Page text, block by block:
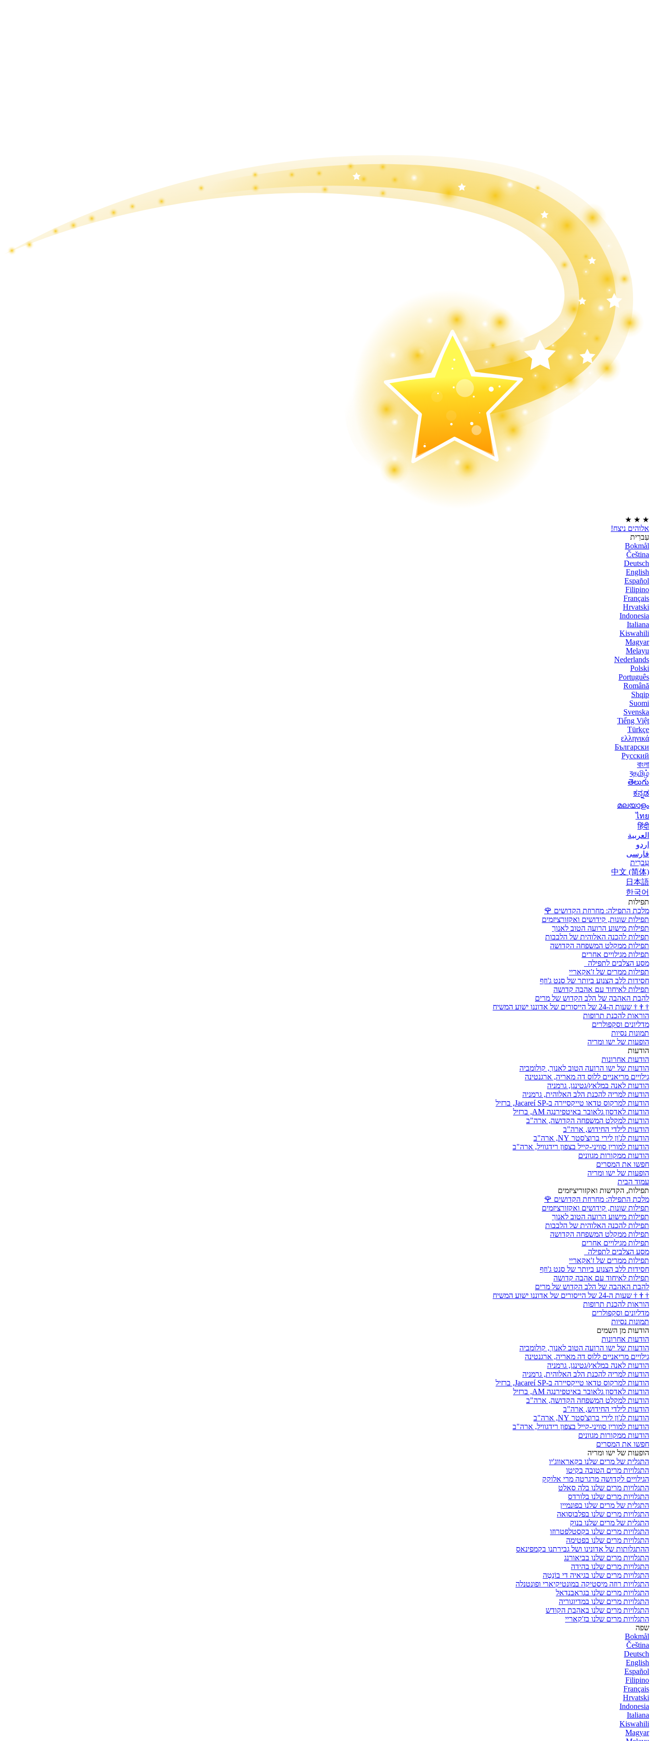
★
★
★
אלוהים ניצח!
עִברִית
Bokmål
Čeština
Deutsch
English
Español
Filipino
Français
Hrvatski
Indonesia
Italiana
Kiswahili
Magyar
Melayu
Nederlands
Polski
Português
Română
Shqip
Suomi
Svenska
Tiếng Việt
Türkçe
ελληνικά
Български
Русский
বাংলা
বதமிழ்
తెలుగు
ಕನ್ನಡ
മലയാളം
ไทย
हिंदी
العربية
اردو
فارسی
עִברִית
中文 (简体)
日本語
한국어
תפילות
מלכת התפילה: מחרוזת הקדושים 🌹
תפילות שונות, קידושים ואקזורציזמים
תפילות מישוע הרועה הטוב לאנוך
תפילות להכנה האלוהית של הלבבות
תפילות ממקלט המשפחה הקדושה
תפילות מגילויים אחרים
מסע הצלבים לתפילה
תפילות ממרים של ז'אקאריי
חסידות ללב הצנוע ביותר של סנט ג'וזף
תפילות לאיחוד עם אהבה קדושה
להבת האהבה של הלב הקדוש של מרים
†
†
† שעות ה-24 של הייסורים של אדוננו ישוע המשיח
הוראות להכנת תרופות
מדליונים וסקפולרים
תמונות נסיות
הופעות של ישו ומריה
הודעות
הודעות אחרונות
הודעות של ישו הרועה הטוב לאנוך, קולומביה
גילויים מריאניים ללוס דה מאריה, ארגנטינה
הודעות לאנה במלאץ/גטינגן, גרמניה
הודעות למריה להכנת הלב האלוהית, גרמניה
הודעות למרקוס טדאו טייקסיירה ב-Jacareí SP, ברזיל
הודעות לאדסון גלאובר באיטפירנגה AM, ברזיל
הודעות למקלט המשפחה הקדושה, ארה"ב
הודעות לילדי החידוש, ארה"ב
הודעות לג'ון לירי ברוצ'סטר NY, ארה"ב
הודעות למורין סוויני-קייל בצפון רידגוויל, ארה"ב
הודעות ממקורות מגוונים
חפשו את המסרים
הופעות של ישו ומריה
עמוד הבית
תפילות, הקדשות ואקזוריציזמים
מלכת התפילה: מחרוזת הקדושים 🌹
תפילות שונות, קידושים ואקזורציזמים
תפילות מישוע הרועה הטוב לאנוך
תפילות להכנה האלוהית של הלבבות
תפילות ממקלט המשפחה הקדושה
תפילות מגילויים אחרים
מסע הצלבים לתפילה
תפילות ממרים של ז'אקאריי
חסידות ללב הצנוע ביותר של סנט ג'וזף
תפילות לאיחוד עם אהבה קדושה
להבת האהבה של הלב הקדוש של מרים
†
†
† שעות ה-24 של הייסורים של אדוננו ישוע המשיח
הוראות להכנת תרופות
מדליונים וסקפולרים
תמונות נסיות
הודעות מן השמים
הודעות אחרונות
הודעות של ישו הרועה הטוב לאנוך, קולומביה
גילויים מריאניים ללוס דה מאריה, ארגנטינה
הודעות לאנה במלאץ/גטינגן, גרמניה
הודעות למריה להכנת הלב האלוהית, גרמניה
הודעות למרקוס טדאו טייקסיירה ב-Jacareí SP, ברזיל
הודעות לאדסון גלאובר באיטפירנגה AM, ברזיל
הודעות למקלט המשפחה הקדושה, ארה"ב
הודעות לילדי החידוש, ארה"ב
הודעות לג'ון לירי ברוצ'סטר NY, ארה"ב
הודעות למורין סוויני-קייל בצפון רידגוויל, ארה"ב
הודעות ממקורות מגוונים
חפשו את המסרים
הופעות של ישו ומריה
התגלית של מרים שלנו בקאראווג'יו
התגלויות מרים הטובה בקיטו
הגילויים לקדושה מרגרטה מרי אלוקק
התגלויות מרים שלנו בלה סאלט
התגלויות מרים שלנו בלורדס
התגלית של מרים שלנו בפונמיין
התגלויות מרים שלנו בפלבוסואה
התגלית של מרים שלנו בנוק
התגלויות מרים שלנו בקסטלפטרוזו
התגלויות מרים שלנו בפטימה
ההתגלותות של אדונינו ושל גבירתנו בקמפינאס
התגלויות מרים שלנו בביאורנג
התגלויות מרים שלנו בהידה
התגלויות מרים שלנו בגיאיה די בוֹנָטֶה
התגלויות רוזה מיסטיקה במונטיקיארי ופונטנלה
התגלויות מרים שלנו בגראבנדאל
התגלויות מרים שלנו במדיוגוריה
התגלויות מרים שלנו באהבת הקודש
התגלויות מרים שלנו בז'קאריי
שפה
Bokmål
Čeština
Deutsch
English
Español
Filipino
Français
Hrvatski
Indonesia
Italiana
Kiswahili
Magyar